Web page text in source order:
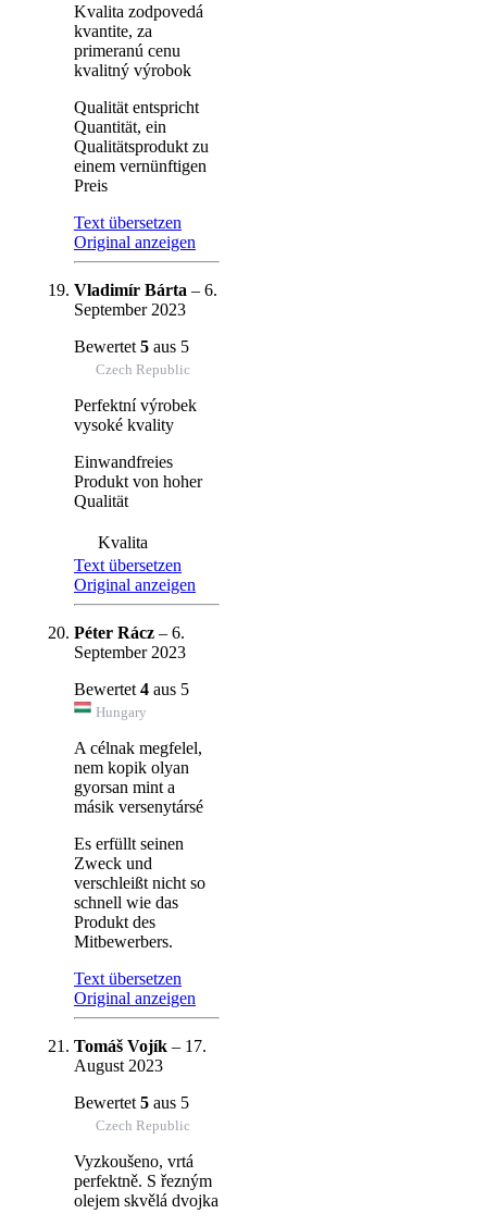
Kvalita zodpovedá
kvantite, za
primeranú cenu
kvalitný výrobok
Qualität entspricht
Quantität, ein
Qualitätsprodukt zu
einem vernünftigen
Preis
Text übersetzen
Original anzeigen
Vladimír Bárta – 6.
September 2023
Bewertet 5 aus 5
Czech Republic
Perfektní výrobek
vysoké kvality
Einwandfreies
Produkt von hoher
Qualität
Kvalita
Text übersetzen
Original anzeigen
Péter Rácz – 6.
September 2023
Bewertet 4 aus 5
Hungary
A célnak megfelel,
nem kopik olyan
gyorsan mint a
másik versenytársé
Es erfüllt seinen
Zweck und
verschleißt nicht so
schnell wie das
Produkt des
Mitbewerbers.
Text übersetzen
Original anzeigen
Tomáš Vojík – 17.
August 2023
Bewertet 5 aus 5
Czech Republic
Vyzkoušeno, vrtá
perfektně. S řezným
olejem skvělá dvojka